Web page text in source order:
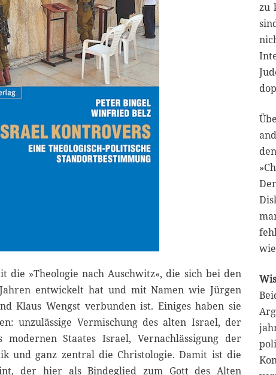
die »Theologie nach Auschwitz«, die sich bei den
entwickelt hat und mit Namen wie Jürgen
Klaus Wengst verbunden ist. Einiges haben sie
unzulässige Vermischung des alten Israel, der
Staates Israel, Vernachlässigung der
und ganz zentral die Christologie. Damit ist die
der hier als Bindeglied zum Gott des Alten
zu